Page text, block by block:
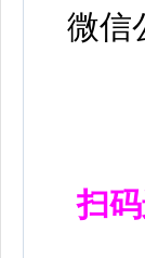
微信
扫